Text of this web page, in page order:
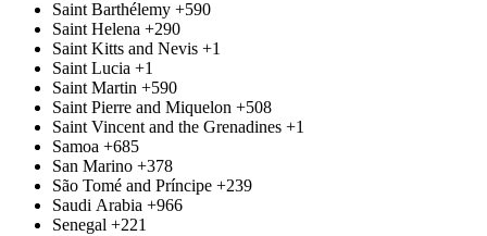
Saint Barthélemy +590
Saint Helena +290
Saint Kitts and Nevis +1
Saint Lucia +1
Saint Martin +590
Saint Pierre and Miquelon +508
Saint Vincent and the Grenadines +1
Samoa +685
San Marino +378
São Tomé and Príncipe +239
Saudi Arabia +966
Senegal +221